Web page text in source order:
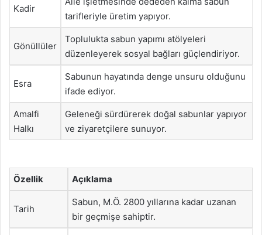
Kadir
tarifleriyle üretim yapıyor.
Gönüllüler
Toplulukta sabun yapımı atölyeleri
düzenleyerek sosyal bağları güçlendiriyor.
Esra
Sabunun hayatında denge unsuru olduğunu
ifade ediyor.
Amalfi
Halkı
Geleneği sürdürerek doğal sabunlar yapıyor
ve ziyaretçilere sunuyor.
Özellik Açıklama
Tarih
Sabun, M.Ö. 2800 yıllarına kadar uzanan
bir geçmişe sahiptir.